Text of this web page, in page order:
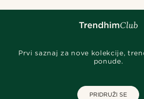
Prvi saznaj za nove kolekcije,
ponude.
PRIDRUŽI SE